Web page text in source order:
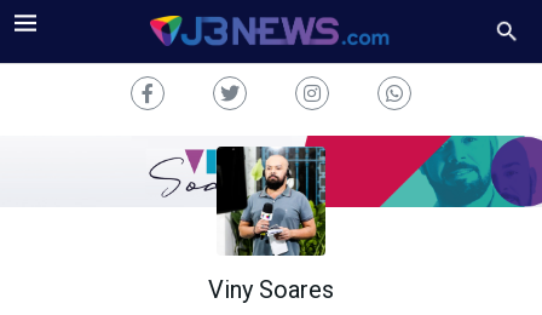
Viny Soares